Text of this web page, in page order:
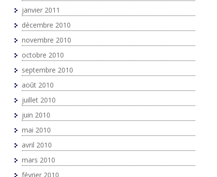
janvier 2011
décembre 2010
novembre 2010
octobre 2010
septembre 2010
août 2010
juillet 2010
juin 2010
mai 2010
avril 2010
mars 2010
février 2010